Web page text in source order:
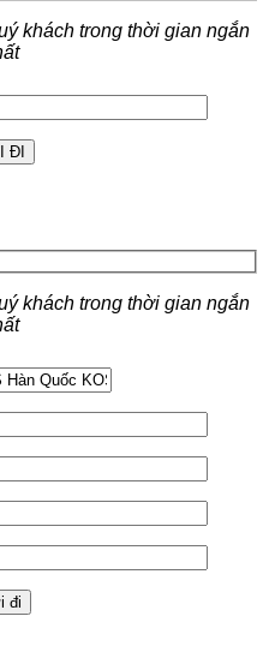
khách trong thời gian ngắn
khách trong thời gian ngắn